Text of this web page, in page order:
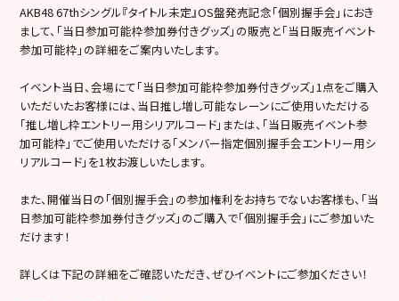
AKB48 67thシングル『タイトル未定』OS盤発売記念「個別握手会」におき
まして、「当日参加可能枠参加券付きグッズ」の販売と「当日販売イベント
参加可能枠」の詳細をご案内いたします。
イベント当日、会場にて「当日参加可能枠参加券付きグッズ」1点をご購入
いただいたお客様には、当日推し増し可能なレーンにご使用いただける
「推し増し枠エントリー用シリアルコード」または、「当日販売イベント参
加可能枠」でご使用いただける「メンバー指定個別握手会エントリー用シ
リアルコード」を1枚お渡しいたします。
また、開催当日の「個別握手会」の参加権利をお持ちでないお客様も、「当
日参加可能枠参加券付きグッズ」のご購入で「個別握手会」にご参加いた
だけます！
詳しくは下記の詳細をご確認いただき、ぜひイベントにご参加ください！